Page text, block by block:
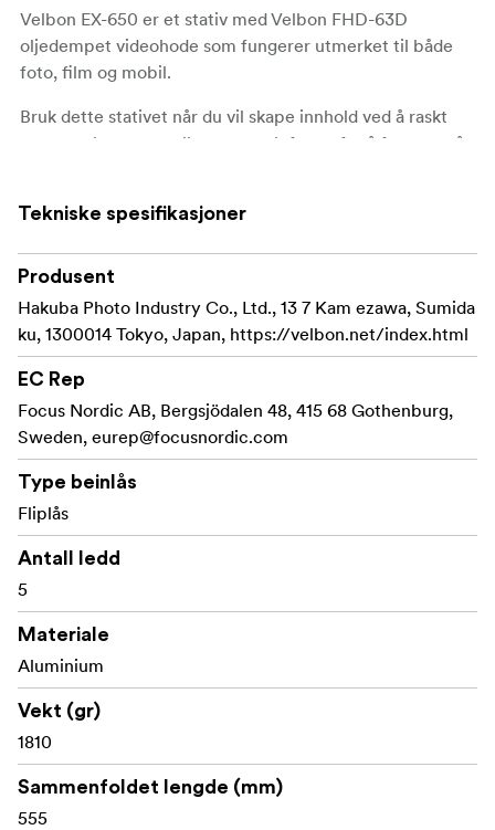
Velbon EX-650 er et stativ med Velbon FHD-63D
oljedempet videohode som fungerer utmerket til både
foto, film og mobil.
Bruk dette stativet når du vil skape innhold ved å raskt
montere kameraet eller smarttelefonen for å fortsette å
bare 1810g. Sammenfoldet lengde er 52,5cm og
Kan brukes til både foto og video
Fleksible klikklåser og sveiv for å heve midtsøylen
og videohodet
Kameraet kan raskt monteres eller tas av ved hjelp
av hurtigkoblingsplaten
Stativveske medfølger for beskyttelse og enkel
transport.
Tekniske spesifikasjoner
Produsent
Hakuba Photo Industry Co., Ltd., 13 7 Kam ezawa, Sumida
ku, 1300014 Tokyo, Japan, https://velbon.net/index.html
EC Rep
Focus Nordic AB, Bergsjödalen 48, 415 68 Gothenburg,
Sweden, eurep@focusnordic.com
Type beinlås
Fliplås
Antall ledd
5
Materiale
Aluminium
Vekt (gr)
1810
Sammenfoldet lengde (mm)
555